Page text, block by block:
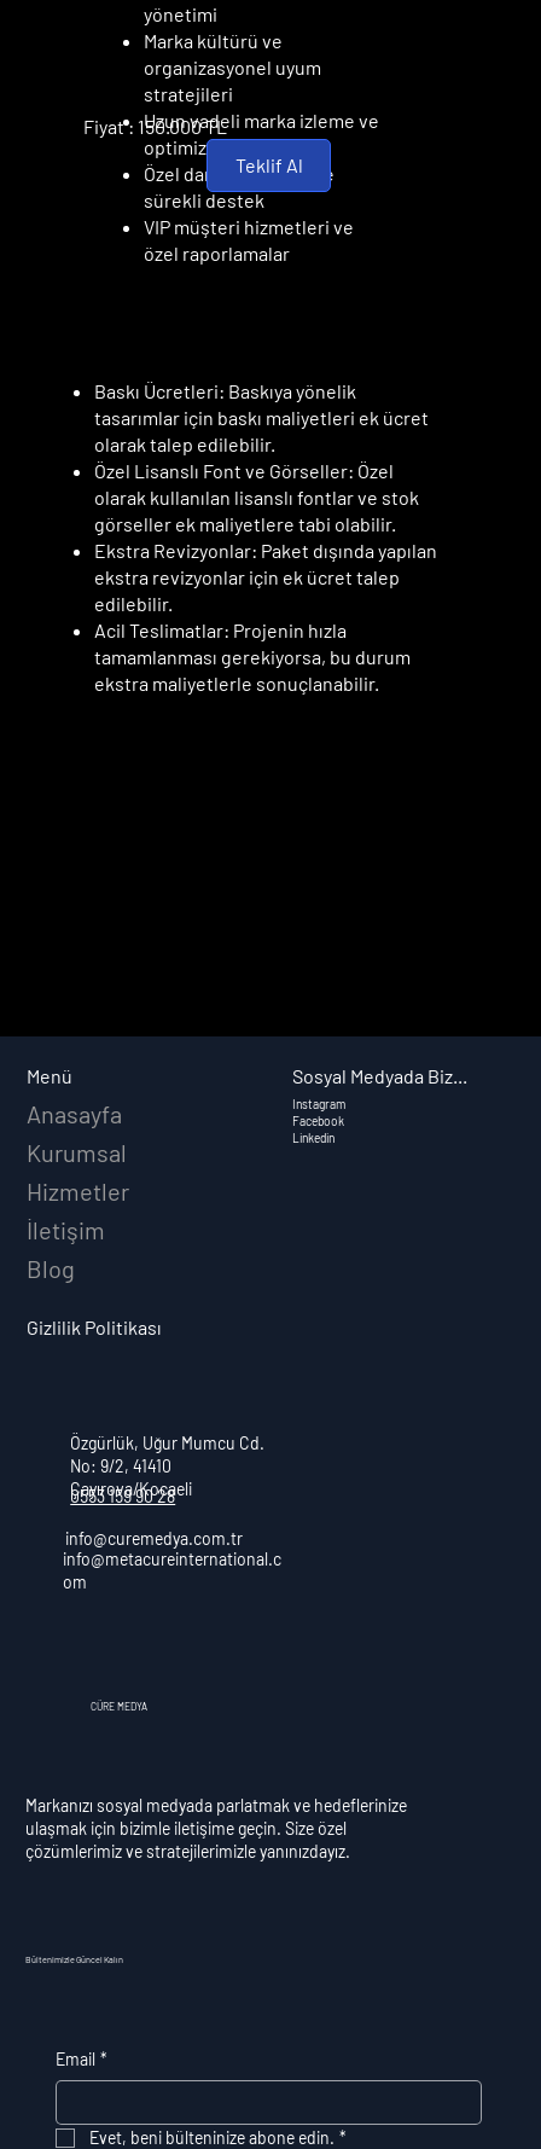
yönetimi
Marka kültürü ve
organizasyonel uyum
stratejileri
Uzun vadeli marka izleme ve
optimizasyon
Özel danışman ekibi ve
sürekli destek
VIP müşteri hizmetleri ve
özel raporlamalar
Fiyat : 150.000 TL
Teklif Al
Baskı Ücretleri: Baskıya yönelik
tasarımlar için baskı maliyetleri ek ücret
olarak talep edilebilir.
Özel Lisanslı Font ve Görseller: Özel
olarak kullanılan lisanslı fontlar ve stok
görseller ek maliyetlere tabi olabilir.
Ekstra Revizyonlar: Paket dışında yapılan
ekstra revizyonlar için ek ücret talep
edilebilir.
Acil Teslimatlar: Projenin hızla
tamamlanması gerekiyorsa, bu durum
ekstra maliyetlerle sonuçlanabilir.
Menü
Anasayfa
Kurumsal
Hizmetler
İletişim
Blog
Gizlilik Politikası
Özgürlük, Uğur Mumcu Cd.
No: 9/2, 41410
Çayırova/Kocaeli
info@curemedya.com.tr
info@metacureinternational.c
om
0553 159 90 28
Sosyal Medyada Biz...
Instagram
Facebook
Linkedin
CÜRE MEDYA
Markanızı sosyal medyada parlatmak ve hedeflerinize
ulaşmak için bizimle iletişime geçin. Size özel
çözümlerimiz ve stratejilerimizle yanınızdayız.
Bültenimizle Güncel Kalın
Email *
Evet, beni bülteninize abone edin. *